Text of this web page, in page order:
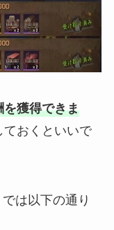
を獲得できま
おくといいで
は以下の通り